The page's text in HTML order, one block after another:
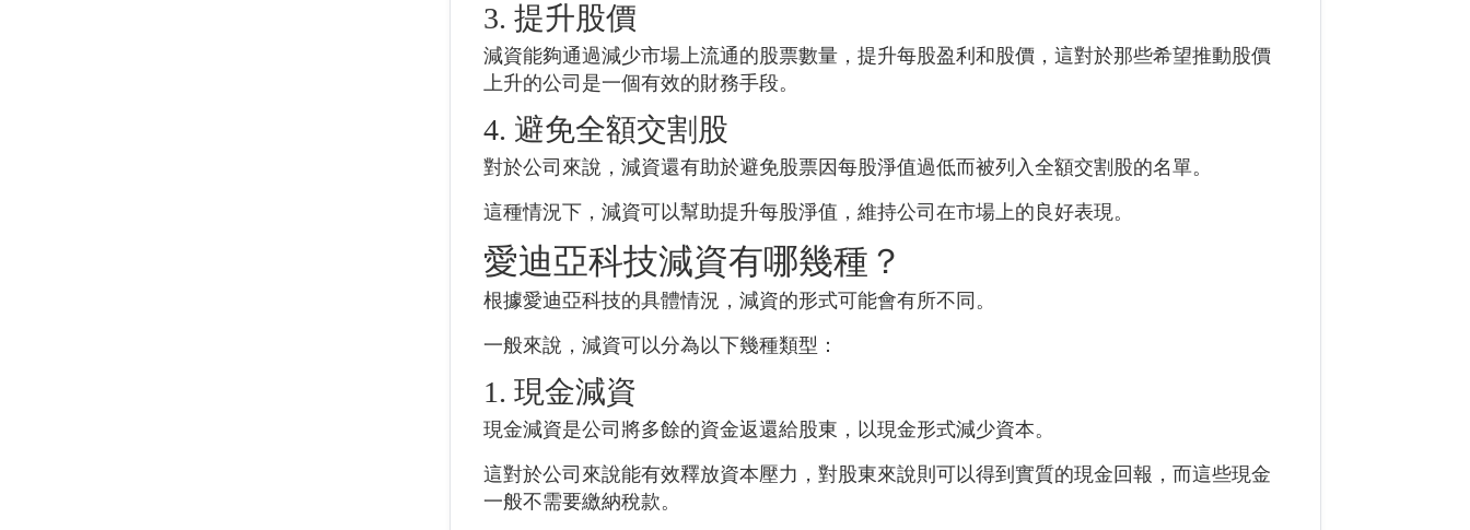
3. 提升股價
減資能夠通過減少市場上流通的股票數量，提升每股盈利和股價，這對於那些希望推動股價
上升的公司是一個有效的財務手段。
4. 避免全額交割股
對於公司來說，減資還有助於避免股票因每股淨值過低而被列入全額交割股的名單。
這種情況下，減資可以幫助提升每股淨值，維持公司在市場上的良好表現。
愛迪亞科技減資有哪幾種？
根據愛迪亞科技的具體情況，減資的形式可能會有所不同。
一般來說，減資可以分為以下幾種類型：
1. 現金減資
現金減資是公司將多餘的資金返還給股東，以現金形式減少資本。
這對於公司來說能有效釋放資本壓力，對股東來說則可以得到實質的現金回報，而這些現金
一般不需要繳納稅款。